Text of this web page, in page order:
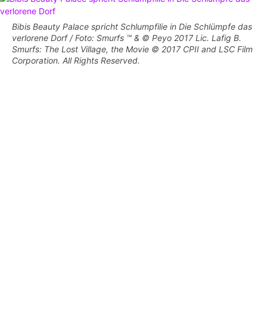
Bibis Beauty Palace spricht Schlumpfilie in Die Schlümpfe das
verlorene Dorf / Foto: Smurfs ™ & © Peyo 2017 Lic. Lafig B.
Smurfs: The Lost Village, the Movie © 2017 CPII and LSC Film
Corporation. All Rights Reserved.